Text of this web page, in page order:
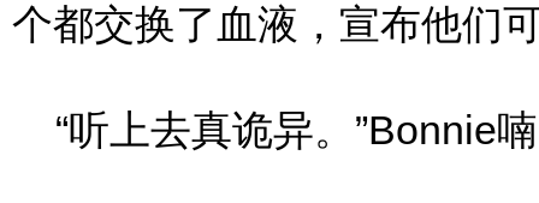
个都交换了血液，宣布他们
“听上去真诡异。”Bonnie